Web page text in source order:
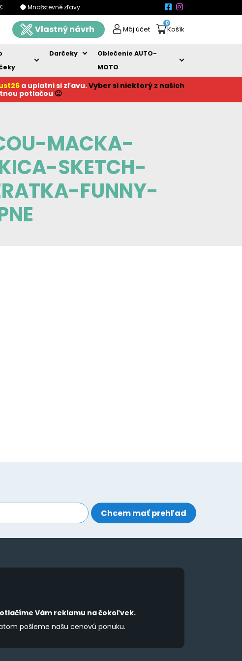
Množstevné zľavy
Vlastný návrh Môj účet
0
Košík
Darčeky
Oblečenie AUTO-
MOTO
a uplatni si zľavu.Vyber si niektorý z našich
potlačou 🙂
MACKA-
SKETCH-
FUNNY-
Vám reklamu na čokoľvek.
pošleme našu cenovú ponuku.